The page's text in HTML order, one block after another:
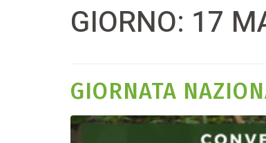
GIORNO: 17
GIORNATA